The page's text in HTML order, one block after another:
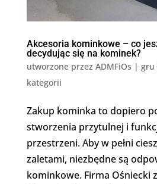
Akcesoria kominkowe – co
decydując się na kominek?
utworzone przez ADMFiOs | gru
kategorii
Zakup kominka to dopiero
stworzenia przytulnej i
przestrzeni. Aby w pełni
zaletami, niezbędne są
kominkowe. Firma Ośniecki